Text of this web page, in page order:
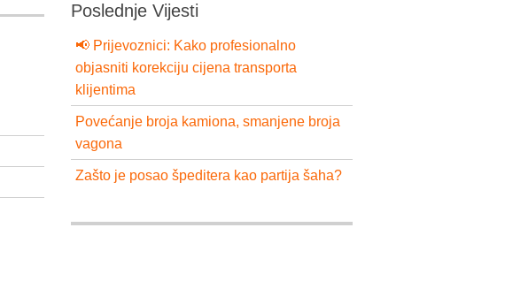
Poslednje Vijesti
📢 Prijevoznici: Kako profesionalno
objasniti korekciju cijena transporta
klijentima
Povećanje broja kamiona, smanjene broja
vagona
Zašto je posao špeditera kao partija šaha?